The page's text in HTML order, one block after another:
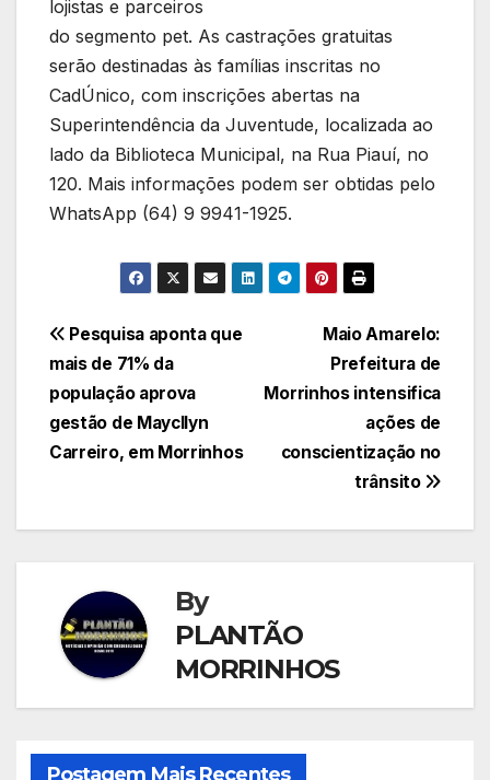
lojistas e parceiros
do segmento pet. As castrações gratuitas
serão destinadas às famílias inscritas no
CadÚnico, com inscrições abertas na
Superintendência da Juventude, localizada ao
lado da Biblioteca Municipal, na Rua Piauí, no
120. Mais informações podem ser obtidas pelo
WhatsApp (64) 9 9941-1925.
Navegação
de
Post
Maio Amarelo:
Prefeitura de
Morrinhos intensifica
ações de
conscientização no
trânsito
Pesquisa aponta que
mais de 71% da
população aprova
gestão de Maycllyn
Carreiro, em Morrinhos
By
PLANTÃO
MORRINHOS
Postagem Mais Recentes